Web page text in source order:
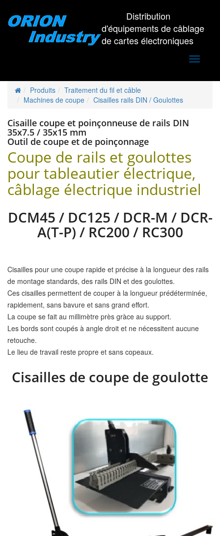
Distribution
d'équipements de câblage
de cartes électroniques
Toggle
Produits
Traitement du fil et câble
Machines de coupe
Cisailles rails DIN / Goulottes
Cisaille coupe et poinçonneuse de rails DIN
35x7.5 / 35x15 mm
Outil de coupe et de poinçonnage
Coupe de rails et goulottes
pour tableautier électrique,
câblage électrique industriel
DCM45 / DC125 / DCR-M / DCR-
A(T-P) / RC200 / RC300
Cisailles pour une coupe rapide et précise à la longueur des rails
de montage standards, des rails DIN et des goulottes.
Ces cisailles permettent de couper à la longueur prédéterminée,
rapidement, sans bavure et sans grand effort.
La coupe se fait au millimètre près gràce au support.
Les bords sont coupés à angle droit et ne nécessitent aucune
retouche.
Le lieu de travail reste propre et sans copeaux.
Cisailles de coupe de goulotte